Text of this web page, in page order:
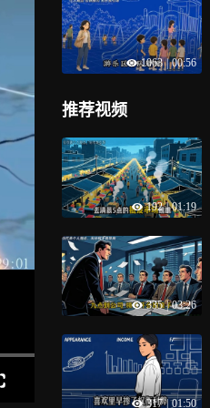
1063 | 00:56
推荐视频
192 | 01:19
335 | 03:26
317 | 01:50